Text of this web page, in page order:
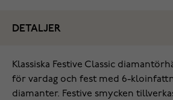
DETALJER
Klassiska Festive Classic
för vardag och fest med 6-
diamanter. Festive smycken